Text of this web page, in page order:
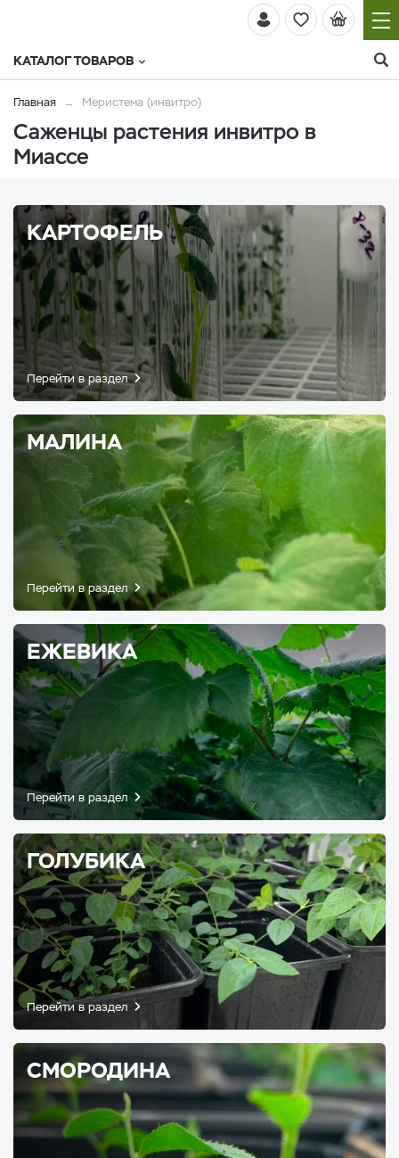
КАТАЛОГ ТОВАРОВ
Главная Меристема (инвитро)
Саженцы растения инвитро в
Миассе
КАРТОФЕЛЬ
Перейти в раздел
МАЛИНА
Перейти в раздел
ЕЖЕВИКА
Перейти в раздел
ГОЛУБИКА
Перейти в раздел
СМОРОДИНА